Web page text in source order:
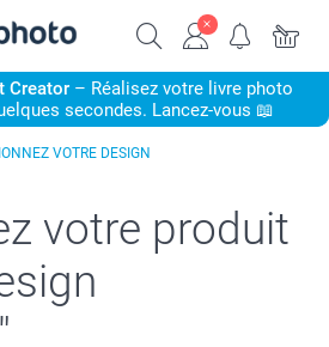
Creator– Réalisez votre livre photo
secondes. Lancez-vous 📖
VOTRE DESIGN
votre produit
"